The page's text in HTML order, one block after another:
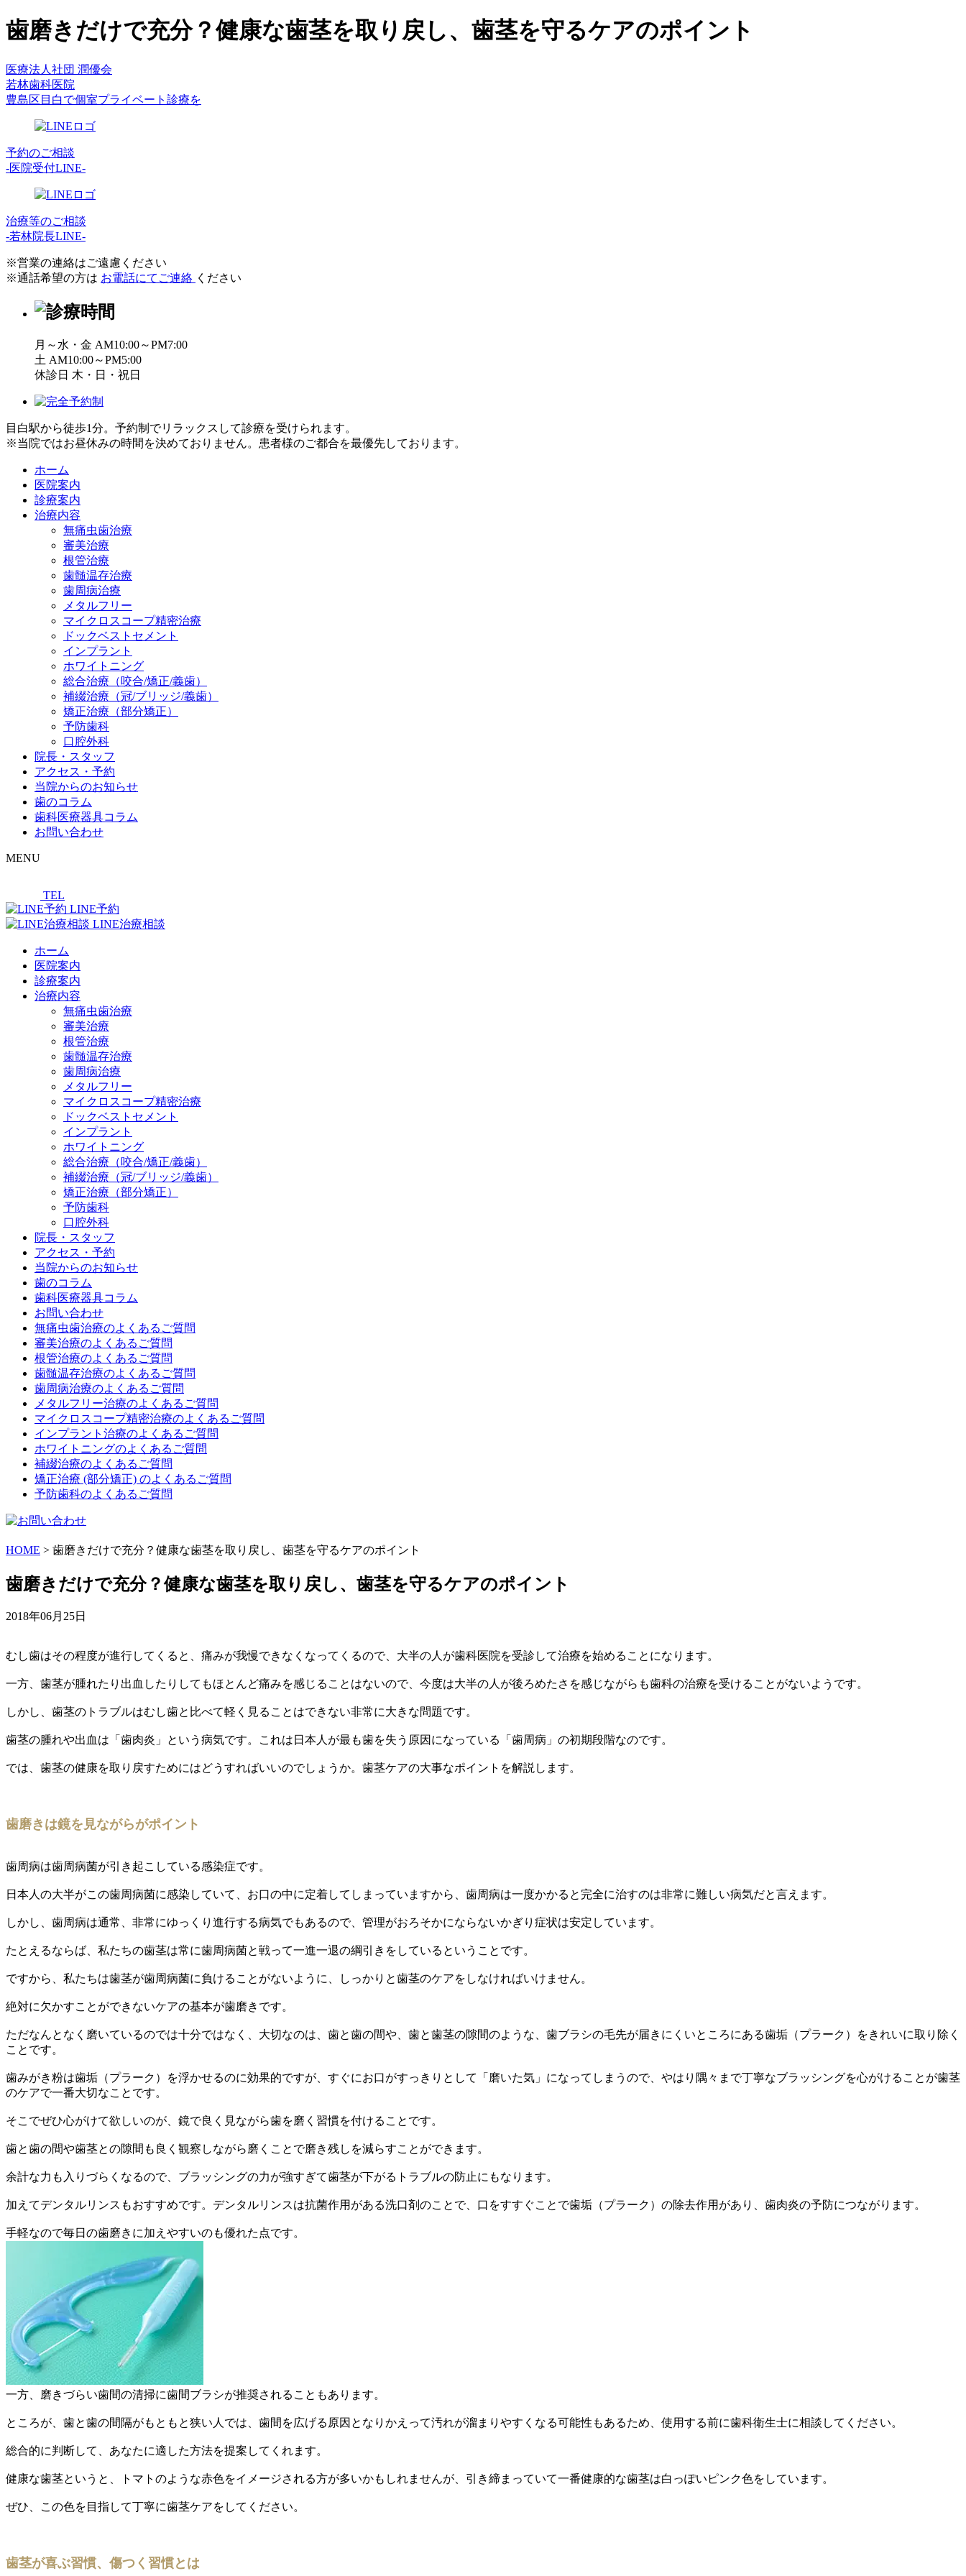
歯磨きだけで充分？健康な歯茎を取り戻し、歯茎を守るケアのポイント
医療法人社団 潤優会
若林歯科医院
豊島区目白で個室プライベート診療を
予約のご相談
-医院受付LINE-
治療等のご相談
-若林院長LINE-
※営業の連絡はご遠慮ください
※通話希望の方は お電話にてご連絡 ください
月～水・金 AM10:00～PM7:00
土 AM10:00～PM5:00
休診日 木・日・祝日
目白駅から徒歩1分。予約制でリラックスして診療を受けられます。
※当院ではお昼休みの時間を決めておりません。患者様のご都合を最優先しております。
ホーム
医院案内
診療案内
治療内容
無痛虫歯治療
審美治療
根管治療
歯髄温存治療
歯周病治療
メタルフリー
マイクロスコープ精密治療
ドックベストセメント
インプラント
ホワイトニング
総合治療（咬合/矯正/義歯）
補綴治療（冠/ブリッジ/義歯）
矯正治療（部分矯正）
予防歯科
口腔外科
院長・スタッフ
アクセス・予約
当院からのお知らせ
歯のコラム
歯科医療器具コラム
お問い合わせ
MENU
TEL
LINE予約
LINE治療相談
ホーム
医院案内
診療案内
治療内容
無痛虫歯治療
審美治療
根管治療
歯髄温存治療
歯周病治療
メタルフリー
マイクロスコープ精密治療
ドックベストセメント
インプラント
ホワイトニング
総合治療（咬合/矯正/義歯）
補綴治療（冠/ブリッジ/義歯）
矯正治療（部分矯正）
予防歯科
口腔外科
院長・スタッフ
アクセス・予約
当院からのお知らせ
歯のコラム
歯科医療器具コラム
お問い合わせ
無痛虫歯治療のよくあるご質問
審美治療のよくあるご質問
根管治療のよくあるご質問
歯髄温存治療のよくあるご質問
歯周病治療のよくあるご質問
メタルフリー治療のよくあるご質問
マイクロスコープ精密治療のよくあるご質問
インプラント治療のよくあるご質問
ホワイトニングのよくあるご質問
補綴治療のよくあるご質問
矯正治療 (部分矯正) のよくあるご質問
予防歯科のよくあるご質問
HOME > 歯磨きだけで充分？健康な歯茎を取り戻し、歯茎を守るケアのポイント
歯磨きだけで充分？健康な歯茎を取り戻し、歯茎を守るケアのポイント
2018年06月25日
むし歯はその程度が進行してくると、痛みが我慢できなくなってくるので、大半の人が歯科医院を受診して治療を始めることになります。
一方、歯茎が腫れたり出血したりしてもほとんど痛みを感じることはないので、今度は大半の人が後ろめたさを感じながらも歯科の治療を受けることがないようです。
しかし、歯茎のトラブルはむし歯と比べて軽く見ることはできない非常に大きな問題です。
歯茎の腫れや出血は「歯肉炎」という病気です。これは日本人が最も歯を失う原因になっている「歯周病」の初期段階なのです。
では、歯茎の健康を取り戻すためにはどうすればいいのでしょうか。歯茎ケアの大事なポイントを解説します。
歯磨きは鏡を見ながらがポイント
歯周病は歯周病菌が引き起こしている感染症です。
日本人の大半がこの歯周病菌に感染していて、お口の中に定着してしまっていますから、歯周病は一度かかると完全に治すのは非常に難しい病気だと言えます。
しかし、歯周病は通常、非常にゆっくり進行する病気でもあるので、管理がおろそかにならないかぎり症状は安定しています。
たとえるならば、私たちの歯茎は常に歯周病菌と戦って一進一退の綱引きをしているということです。
ですから、私たちは歯茎が歯周病菌に負けることがないように、しっかりと歯茎のケアをしなければいけません。
絶対に欠かすことができないケアの基本が歯磨きです。
ただなんとなく磨いているのでは十分ではなく、大切なのは、歯と歯の間や、歯と歯茎の隙間のような、歯ブラシの毛先が届きにくいところにある歯垢（プラーク）をきれいに取り除く
ことです。
歯みがき粉は歯垢（プラーク）を浮かせるのに効果的ですが、すぐにお口がすっきりとして「磨いた気」になってしまうので、やはり隅々まで丁寧なブラッシングを心がけることが歯茎
のケアで一番大切なことです。
そこでぜひ心がけて欲しいのが、鏡で良く見ながら歯を磨く習慣を付けることです。
歯と歯の間や歯茎との隙間も良く観察しながら磨くことで磨き残しを減らすことができます。
余計な力も入りづらくなるので、ブラッシングの力が強すぎて歯茎が下がるトラブルの防止にもなります。
加えてデンタルリンスもおすすめです。デンタルリンスは抗菌作用がある洗口剤のことで、口をすすぐことで歯垢（プラーク）の除去作用があり、歯肉炎の予防につながります。
手軽なので毎日の歯磨きに加えやすいのも優れた点です。
一方、磨きづらい歯間の清掃に歯間ブラシが推奨されることもあります。
ところが、歯と歯の間隔がもともと狭い人では、歯間を広げる原因となりかえって汚れが溜まりやすくなる可能性もあるため、使用する前に歯科衛生士に相談してください。
総合的に判断して、あなたに適した方法を提案してくれます。
健康な歯茎というと、トマトのような赤色をイメージされる方が多いかもしれませんが、引き締まっていて一番健康的な歯茎は白っぽいピンク色をしています。
ぜひ、この色を目指して丁寧に歯茎ケアをしてください。
歯茎が喜ぶ習慣、傷つく習慣とは